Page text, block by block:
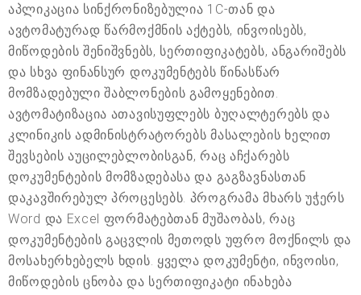
აპლიკაცია სინქრონიზებულია 1C-თან და
ავტომატურად წარმოქმნის აქტებს, ინვოისებს,
მიწოდების შენიშვნებს, სერთიფიკატებს, ანგარიშებს
და სხვა ფინანსურ დოკუმენტებს წინასწარ
მომზადებული შაბლონების გამოყენებით.
ავტომატიზაცია ათავისუფლებს ბუღალტერებს და
კლინიკის ადმინისტრატორებს მასალების ხელით
შევსების აუცილებლობისგან, რაც აჩქარებს
დოკუმენტების მომზადებასა და გაგზავნასთან
დაკავშირებულ პროცესებს. პროგრამა მხარს უჭერს
Word და Excel ფორმატებთან მუშაობას, რაც
დოკუმენტების გაცვლის მეთოდს უფრო მოქნილს და
მოსახერხებელს ხდის. ყველა დოკუმენტი, ინვოისი,
მიწოდების ცნობა და სერთიფიკატი ინახება